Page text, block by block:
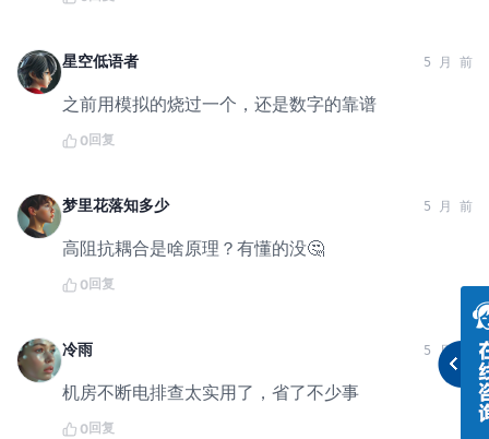
星空低语者 5 月 前
之前用模拟的烧过一个，还是数字的靠谱
0回复
梦里花落知多少 5 月 前
高阻抗耦合是啥原理？有懂的没🤔
0回复
冷雨 5 月 前
机房不断电排查太实用了，省了不少事
0回复